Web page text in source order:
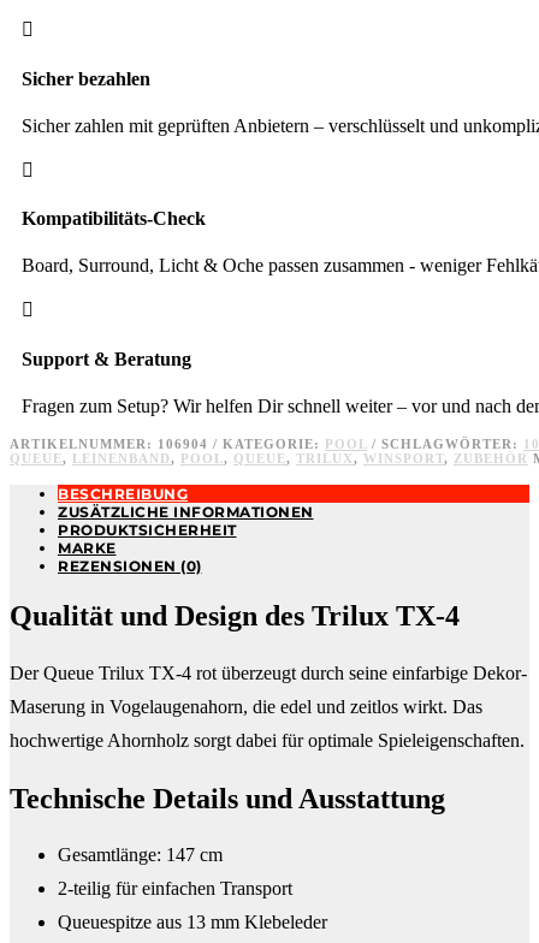

Sicher bezahlen
Sicher zahlen mit geprüften Anbietern – verschlüsselt und

Kompatibilitäts-Check
Board, Surround, Licht & Oche passen zusammen - weniger

Support & Beratung
Fragen zum Setup? Wir helfen Dir schnell weiter – vor und nach
ARTIKELNUMMER: 106904 KATEGORIE: POOL SCHLAGWÖRTER:
QUEUE, LEINENBAND, POOL, QUEUE, TRILUX, WINSPORT, ZUBEHÖR
BESCHREIBUNG
ZUSÄTZLICHE INFORMATIONEN
PRODUKTSICHERHEIT
MARKE
REZENSIONEN (0)
Qualität und Design des Trilux TX-4
Der Queue Trilux TX-4 rot überzeugt durch seine einfarbige Dekor-
Maserung in Vogelaugenahorn, die edel und zeitlos wirkt. Das
hochwertige Ahornholz sorgt dabei für optimale Spieleigenschaften.
Technische Details und Ausstattung
Gesamtlänge: 147 cm
2-teilig für einfachen Transport
Queuespitze aus 13 mm Klebeleder